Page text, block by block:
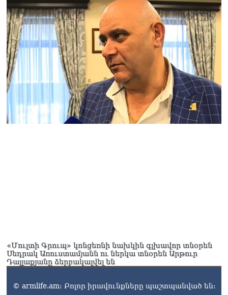
«Մուլտի Գրուպ» կոնցեռնի նախկին գլխավոր տնօրեն
Սեդրակ Առուստամյանն ու ներկա տնօրեն Արթուր
Դալլաքյանը ձերբակալվել են
© armlife.am: Բոլոր իրավունքները պաշտպանված են: